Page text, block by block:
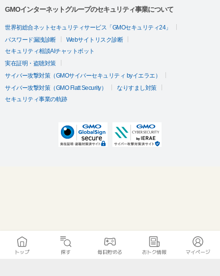
GMOインターネットグループのセキュリティ事業について
世界初総合ネットセキュリティサービス「GMOセキュリティ24」
パスワード漏洩診断
Webサイトリスク診断
セキュリティ相談AIチャットボット
実在証明・盗聴対策
サイバー攻撃対策（GMOサイバーセキュリティ byイエラエ）
サイバー攻撃対策（GMO Flatt Security）
なりすまし対策
セキュリティ事業の軌跡
トップ 探す 毎日貯める おトク情報 マイページ